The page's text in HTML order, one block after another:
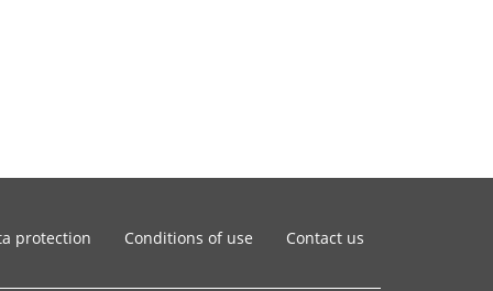
protection Conditions of use Contact us